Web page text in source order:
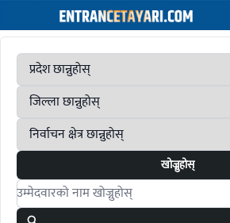
खोज्नुहोस्
Search candidates